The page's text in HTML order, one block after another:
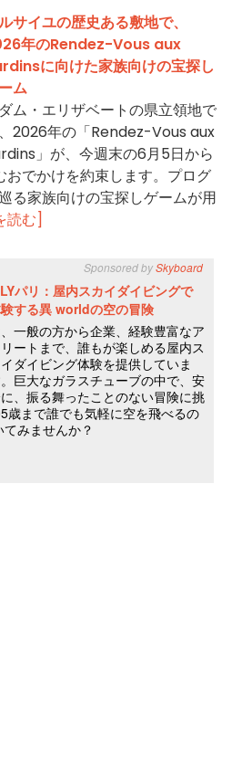
サイユの歴史ある敷地で、
年のRendez-Vous aux
に向けた家族向けの宝探し
ム
ム・エリザベートの県立領地で
2026年の「Rendez-Vous aux
」が、今週末の6月5日から
でかけを約束します。プログ
る家族向けの宝探しゲームが用
読む]